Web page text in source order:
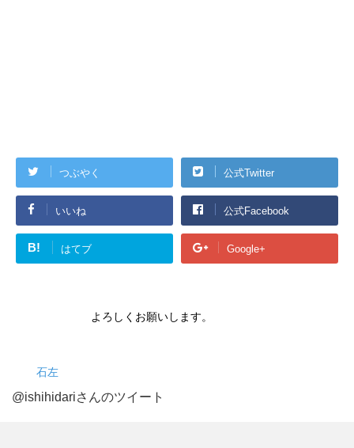
つぶやく 公式Twitter
いいね 公式Facebook
B! はてブ Google+
石左
よろしくお願いします。
@ishihidariさんのツイート